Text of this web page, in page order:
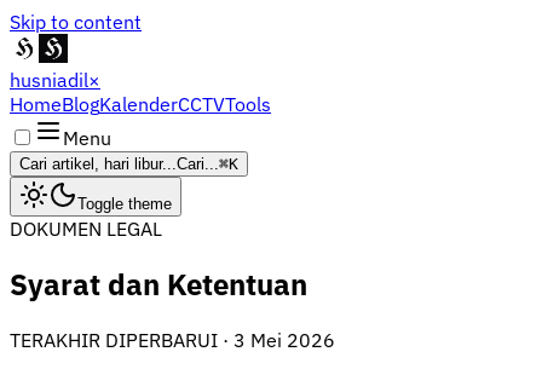
Skip to content
husniadil×
HomeBlogKalenderCCTVTools
Menu
Cari artikel, hari libur...Cari...⌘K
Toggle theme
DOKUMEN LEGAL
Syarat dan Ketentuan
TERAKHIR DIPERBARUI · 3 Mei 2026